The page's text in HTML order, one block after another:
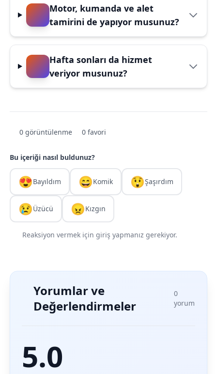
Motor, kumanda ve alet
tamirini de yapıyor musunuz?
Hafta sonları da hizmet
veriyor musunuz?
0 görüntülenme 0 favori
Bu içeriği nasıl buldunuz?
😍Bayıldım 😄Komik 😲Şaşırdım
😢Üzücü 😠Kızgın
Reaksiyon vermek için giriş yapmanız gerekiyor.
Yorumlar ve
Değerlendirmeler
0
yorum
5.0